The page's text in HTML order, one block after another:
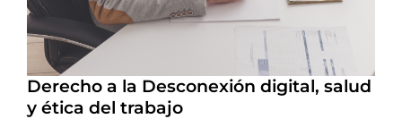
Derecho a la Desconexión digital, salud
y ética del trabajo